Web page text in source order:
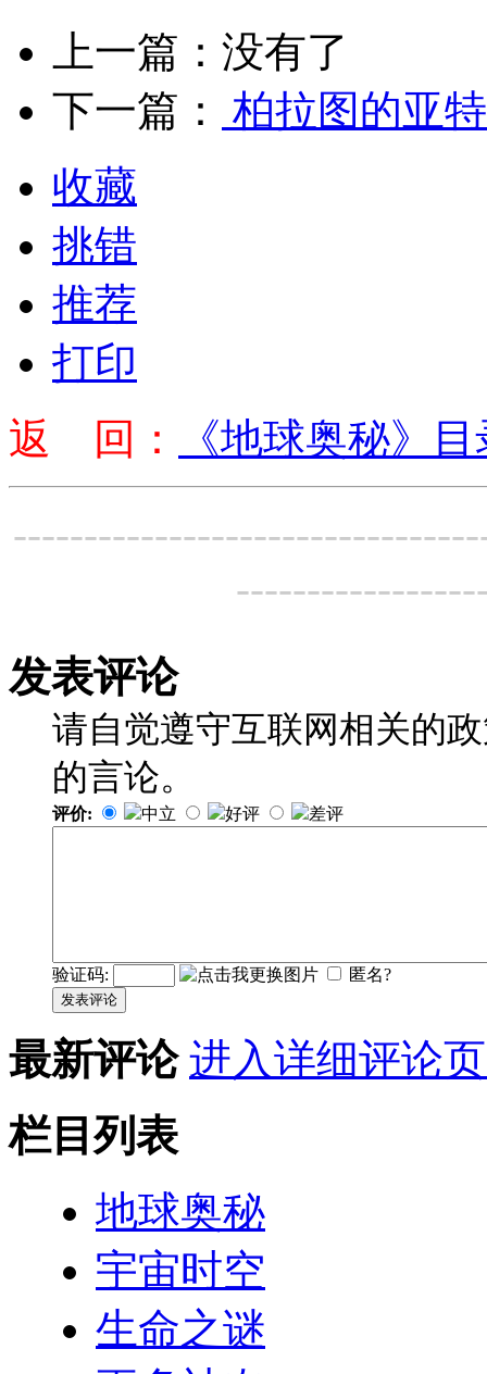
上一篇：没有了
下一篇：
柏拉图的亚
收藏
挑错
推荐
打印
返 回：
《地球奥秘》
发表评论
请自觉遵守互联网相关的
的言论。
评价: 中立 好评 差评
验证码: 匿名?
发表评论
最新评论 进入详细评论
栏目列表
地球奥秘
宇宙时空
生命之谜